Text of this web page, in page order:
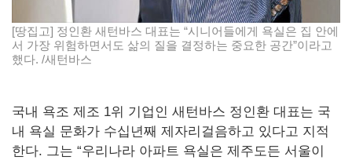
[땅집고] 정인환 새턴바스 대표는 “시니어들에게 욕실은 집 안에
서 가장 위험하면서도 삶의 질을 결정하는 중요한 공간”이라고
했다. /새턴바스
국내 욕조 제조 1위 기업인 새턴바스 정인환 대표는 국
내 욕실 문화가 수십년째 제자리걸음하고 있다고 지적
한다. 그는 “우리나라 아파트 욕실은 제주도든 서울이